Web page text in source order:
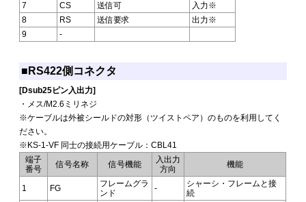
7
CS 送信可
入力※
8
RS 送信要求
出力※
9
-
■RS422側コネクタ
[Dsub25ピン入出力]
・メス/M2.6ミリネジ
※ケーブルは外被シールドの対形（ツイストペア）のものを利用してく
ださい。
※KS-1-VF 同士の接続用ケーブル：CBL41
端子
番号
信号名称 信号機能
入出力
方向
機能
1 FG
フレームグラ
ンド
-
シャーシ・フレームと接
続